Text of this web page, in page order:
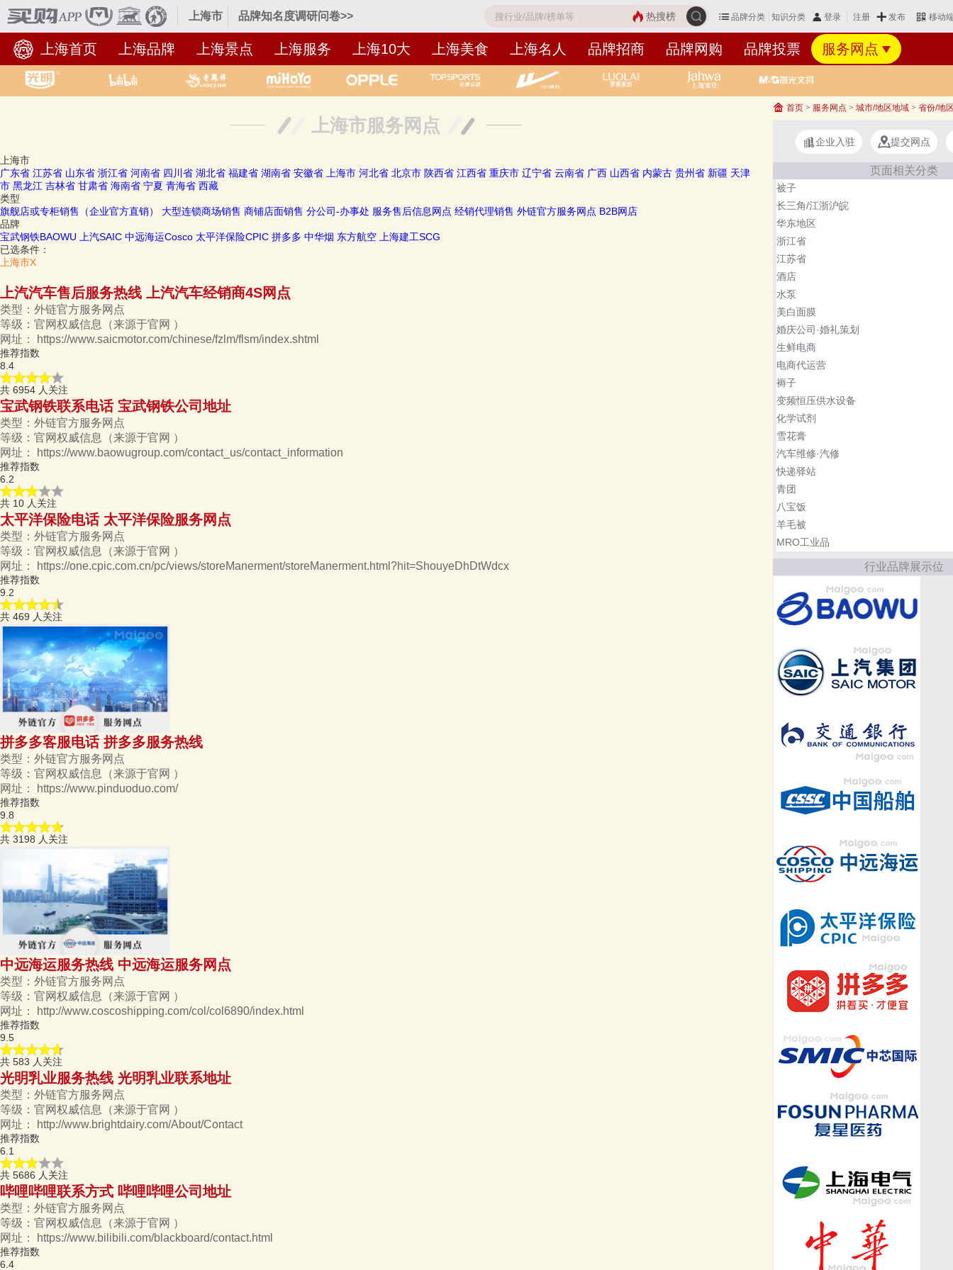
上海市 品牌知名度调研问卷>> 品牌分类 知识分类 登录 注册 发布 移动
热搜榜
上海首页 上海品牌 上海景点 上海服务 上海10大 上海美食 上海名人 品牌招商 品牌网购 品牌投票 服务网点
上海市十大品牌
上海市服务网点
上海市
广东省 江苏省 山东省 浙江省 河南省 四川省 湖北省 福建省 湖南省 安徽省 上海市 河北省 北京市 陕西省 江西省 重庆市 辽宁省 云南省 广西 山西省 内蒙古 贵州省 新疆 天津
市 黑龙江 吉林省 甘肃省 海南省 宁夏 青海省 西藏
类型
旗舰店或专柜销售（企业官方直销）
大型连锁商场销售 商铺店面销售 分公司-办事处 服务售后信息网点 经销代理销售 外链官方服务网点 B2B网店
品牌
宝武钢铁BAOWU
上汽SAIC 中远海运Cosco 太平洋保险CPIC 拼多多 中华烟 东方航空
上海建工SCG
已选条件：
上海市X
上汽汽车售后服务热线 上汽汽车经销商4S网点
类型： 外链官方服务网点
等级： 官网权威信息
（来源于官网 ）
网址：
https://www.saicmotor.com/chinese/fzlm/flsm/index.shtml
推荐指数
8.4
共 6954 人关注
宝武钢铁联系电话 宝武钢铁公司地址
类型： 外链官方服务网点
等级： 官网权威信息
（来源于官网 ）
网址：
https://www.baowugroup.com/contact_us/contact_information
推荐指数
6.2
共 10 人关注
太平洋保险电话 太平洋保险服务网点
类型： 外链官方服务网点
等级： 官网权威信息
（来源于官网 ）
网址：
https://one.cpic.com.cn/pc/views/storeManerment/storeManerment.html?hit=ShouyeDhDtWdcx
推荐指数
9.2
共 469 人关注
拼多多客服电话 拼多多服务热线
类型： 外链官方服务网点
等级： 官网权威信息
（来源于官网 ）
网址：
https://www.pinduoduo.com/
推荐指数
9.8
共 3198 人关注
中远海运服务热线 中远海运服务网点
类型： 外链官方服务网点
等级： 官网权威信息
（来源于官网 ）
网址：
http://www.coscoshipping.com/col/col6890/index.html
推荐指数
9.5
共 583 人关注
光明乳业服务热线 光明乳业联系地址
类型： 外链官方服务网点
等级： 官网权威信息
（来源于官网 ）
网址：
http://www.brightdairy.com/About/Contact
推荐指数
6.1
共 5686 人关注
哔哩哔哩联系方式 哔哩哔哩公司地址
类型： 外链官方服务网点
等级： 官网权威信息
（来源于官网 ）
网址：
https://www.bilibili.com/blackboard/contact.html
推荐指数
6.4
首页 > 服务网点 > 城市/地区地域 > 省份/地
企业入驻 提交网点
页面相关分类
被子
长三角/江浙沪皖
华东地区
浙江省
江苏省
酒店
水泵
美白面膜
婚庆公司·婚礼策划
生鲜电商
电商代运营
褥子
变频恒压供水设备
化学试剂
雪花膏
汽车维修·汽修
快递驿站
青团
八宝饭
羊毛被
MRO工业品
行业品牌展示位